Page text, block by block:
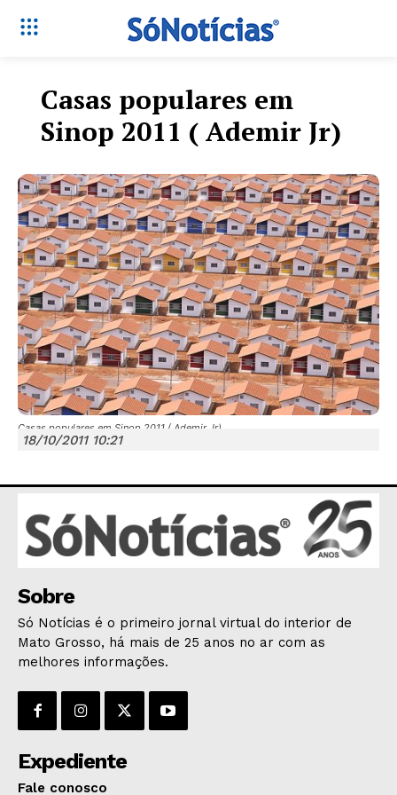
Só Notícias
JUNTE-SE NO WHATSAPP
HOME
POLÍTICA
POLÍCIA
ECONOMIA
OPINIÃO
GERAL
EDUCAÇÃO
Casas populares em
Sinop 2011 ( Ademir Jr)
Casas populares em Sinop 2011 ( Ademir Jr)
18/10/2011 10:21
Sobre
Só Notícias é o primeiro jornal virtual do interior de
Mato Grosso, há mais de 25 anos no ar com as
melhores informações.
Expediente
Fale conosco